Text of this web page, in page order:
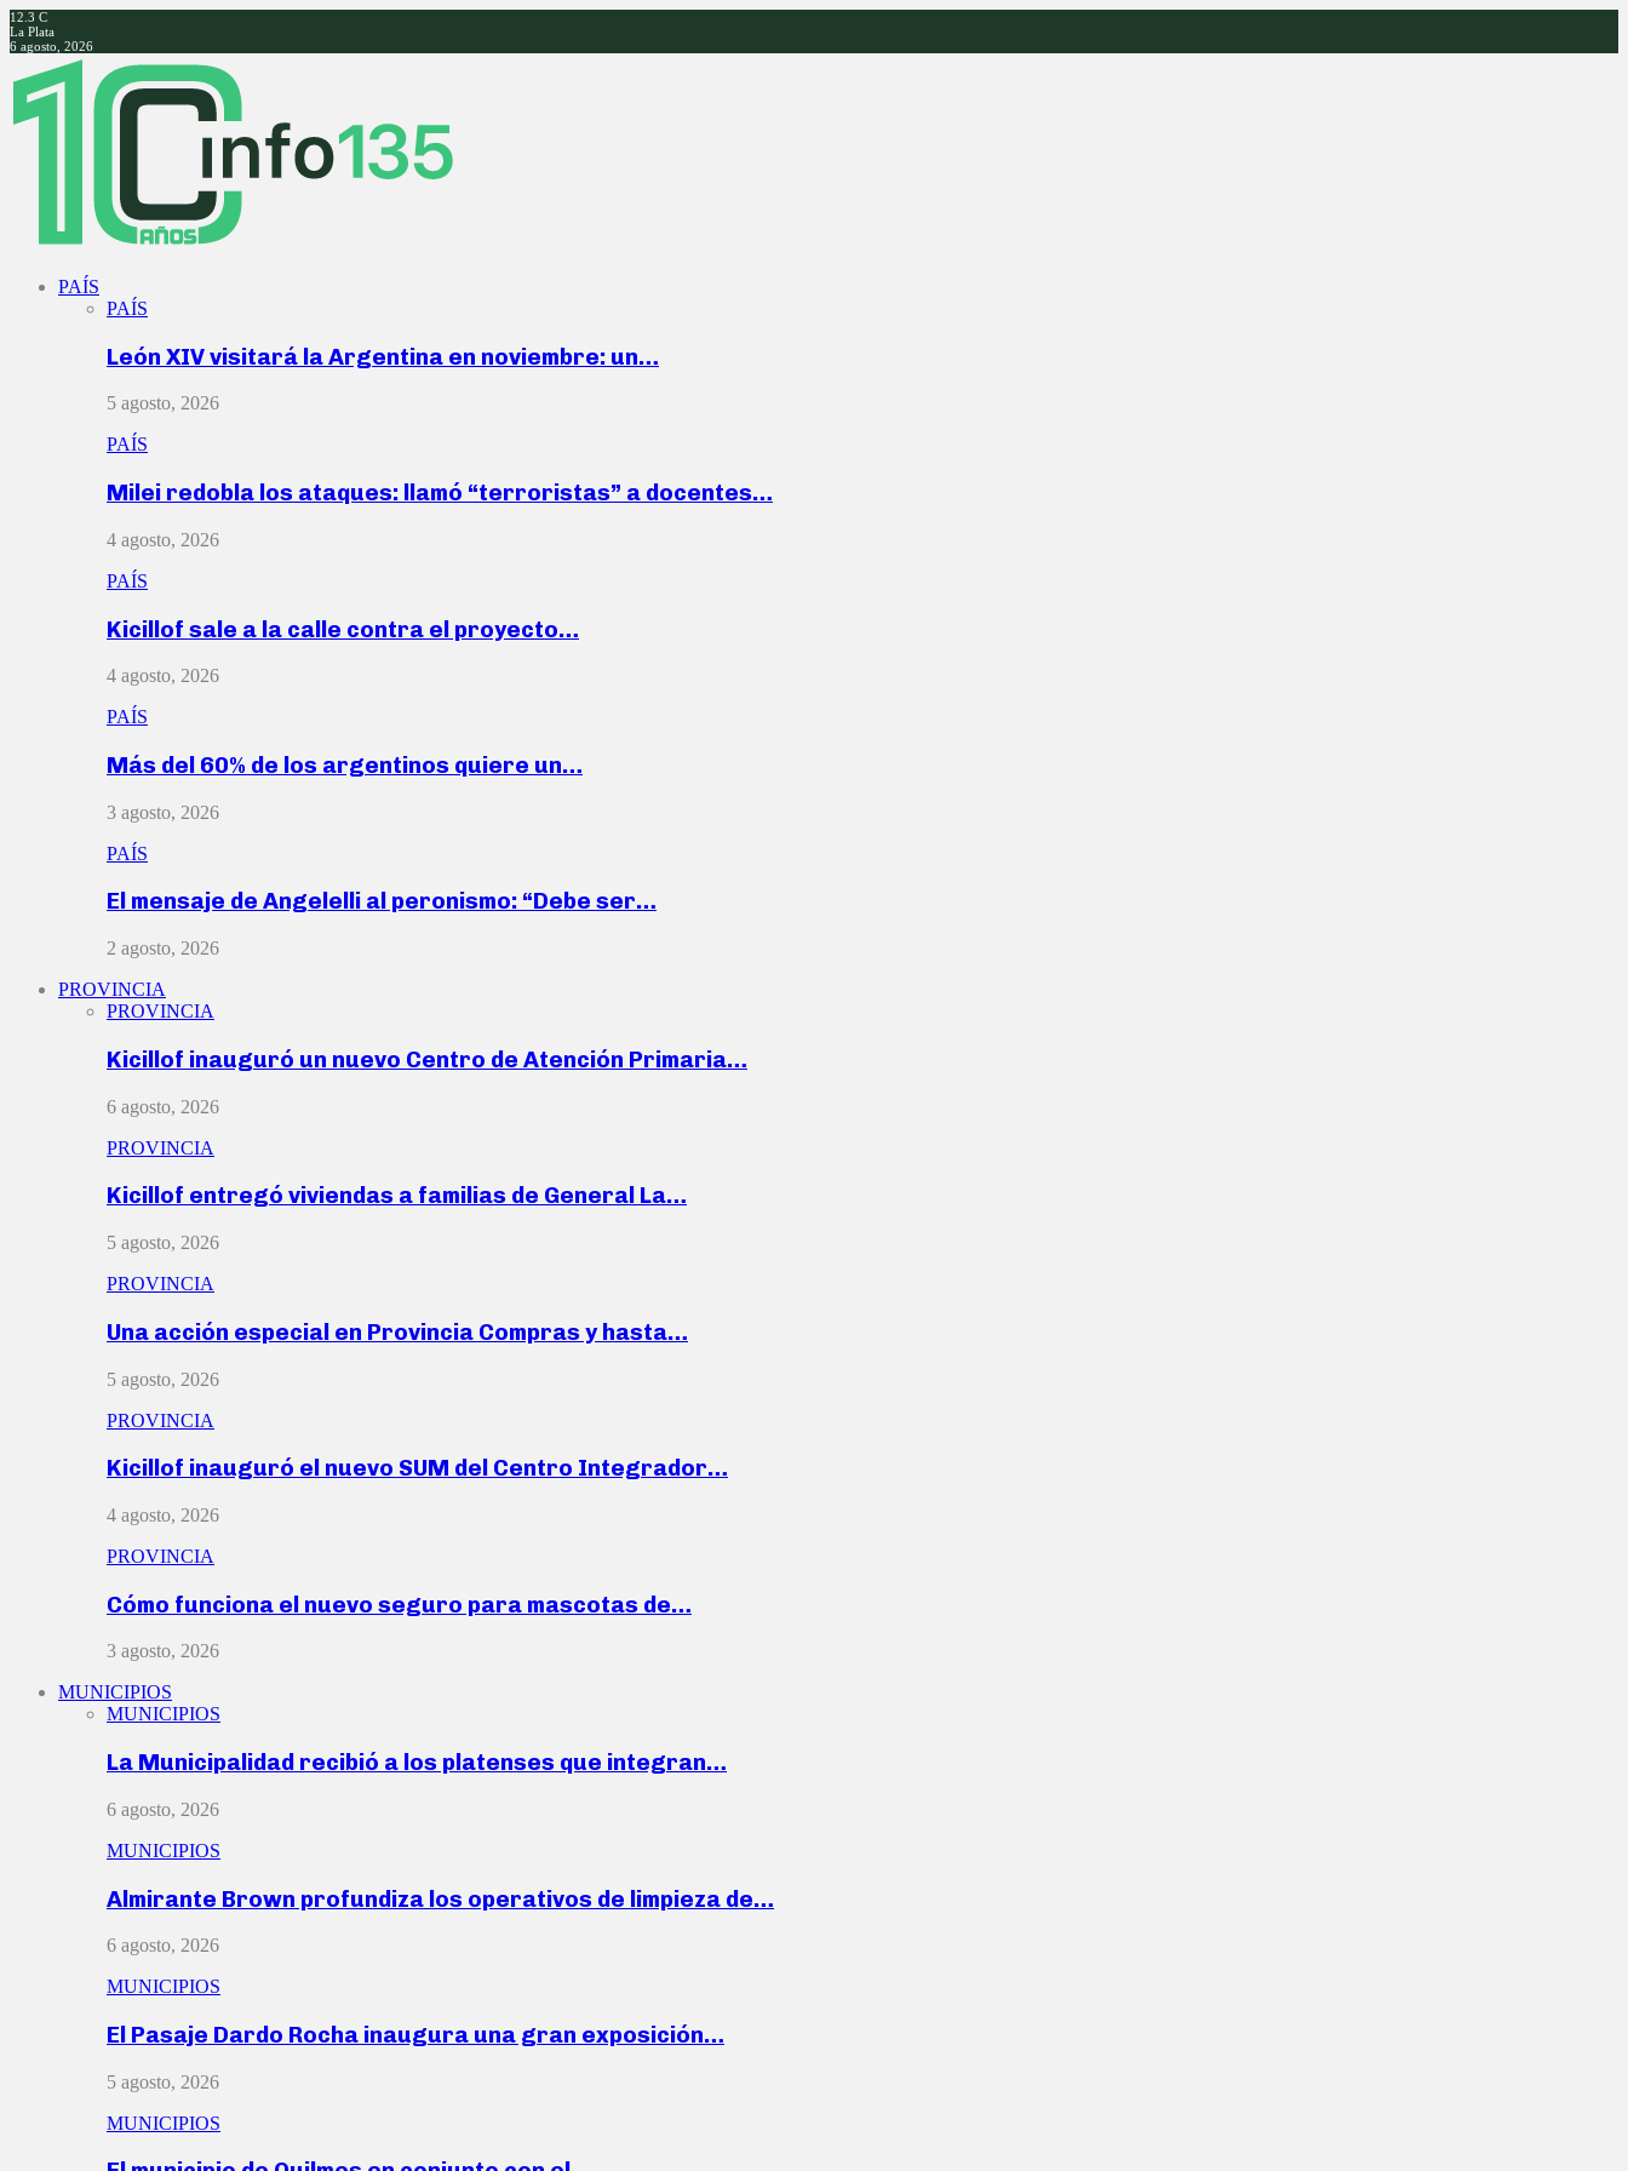
12.3 C
La Plata
6 agosto, 2026
Facebook
Twitter
Instagram
Youtube
PAÍS
PAÍS
León XIV visitará la Argentina en noviembre: un…
5 agosto, 2026
PAÍS
Milei redobla los ataques: llamó “terroristas” a docentes…
4 agosto, 2026
PAÍS
Kicillof sale a la calle contra el proyecto…
4 agosto, 2026
PAÍS
Más del 60% de los argentinos quiere un…
3 agosto, 2026
PAÍS
El mensaje de Angelelli al peronismo: “Debe ser…
2 agosto, 2026
PROVINCIA
PROVINCIA
Kicillof inauguró un nuevo Centro de Atención Primaria…
6 agosto, 2026
PROVINCIA
Kicillof entregó viviendas a familias de General La…
5 agosto, 2026
PROVINCIA
Una acción especial en Provincia Compras y hasta…
5 agosto, 2026
PROVINCIA
Kicillof inauguró el nuevo SUM del Centro Integrador…
4 agosto, 2026
PROVINCIA
Cómo funciona el nuevo seguro para mascotas de…
3 agosto, 2026
MUNICIPIOS
MUNICIPIOS
La Municipalidad recibió a los platenses que integran…
6 agosto, 2026
MUNICIPIOS
Almirante Brown profundiza los operativos de limpieza de…
6 agosto, 2026
MUNICIPIOS
El Pasaje Dardo Rocha inaugura una gran exposición…
5 agosto, 2026
MUNICIPIOS